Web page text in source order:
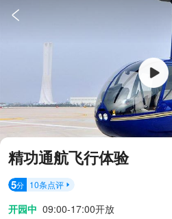

精功通航飞行体验
5分 10条点评 
开园中 09:00-17:00开放